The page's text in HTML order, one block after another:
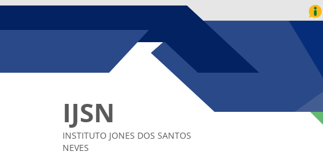
IJSN
INSTITUTO JONES DOS SANTOS
NEVES